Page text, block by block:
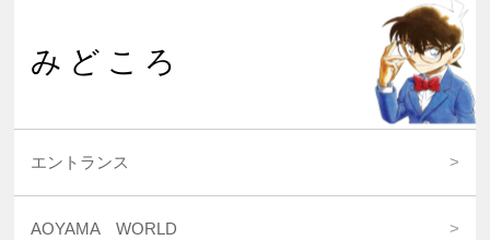
みどころ
エントランス
AOYAMA WORLD